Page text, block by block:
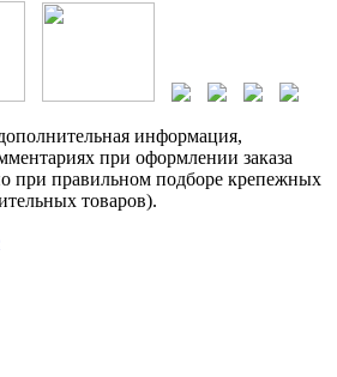
информация,
при оформлении заказа
при правильном подборе крепежных
товаров).